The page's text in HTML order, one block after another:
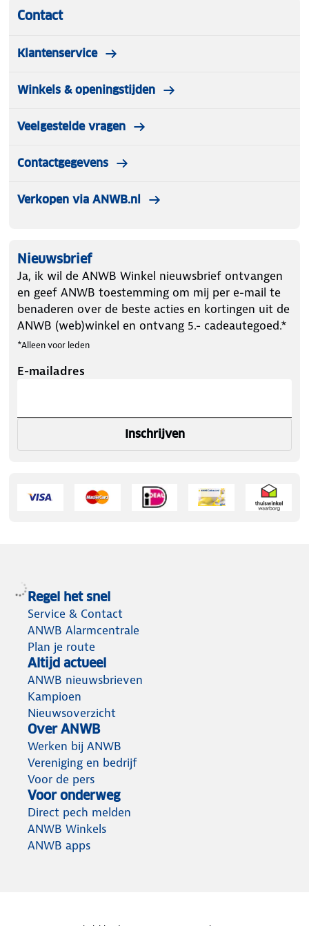
Contact
Klantenservice
Winkels & openingstijden
Veelgestelde vragen
Contactgegevens
Verkopen via ANWB.nl
Nieuwsbrief
Ja, ik wil de ANWB Winkel nieuwsbrief ontvangen
en geef ANWB toestemming om mij per e-mail te
benaderen over de beste acties en kortingen uit de
ANWB (web)winkel en ontvang 5.- cadeautegoed.*
*Alleen voor leden
E-mailadres
Inschrijven
Regel het snel
Service & Contact
ANWB Alarmcentrale
Plan je route
Altijd actueel
ANWB nieuwsbrieven
Kampioen
Nieuwsoverzicht
Over ANWB
Werken bij ANWB
Vereniging en bedrijf
Voor de pers
Voor onderweg
Direct pech melden
ANWB Winkels
ANWB apps